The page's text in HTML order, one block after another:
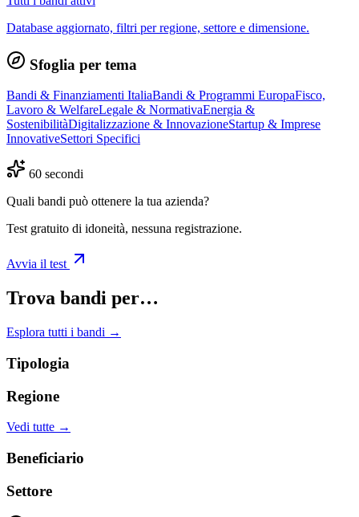
Database aggiornato, filtri per regione, settore e dimensione.
Sfoglia per tema
Bandi & Finanziamenti ItaliaBandi & Programmi EuropaFisco,
Lavoro & WelfareLegale & NormativaEnergia &
SostenibilitàDigitalizzazione & InnovazioneStartup & Imprese
InnovativeSettori Specifici
60 secondi
Quali bandi può ottenere la tua azienda?
Test gratuito di idoneità, nessuna registrazione.
Avvia il test
Trova bandi per…
Esplora tutti i bandi →
Tipologia
Regione
Vedi tutte →
Beneficiario
Settore